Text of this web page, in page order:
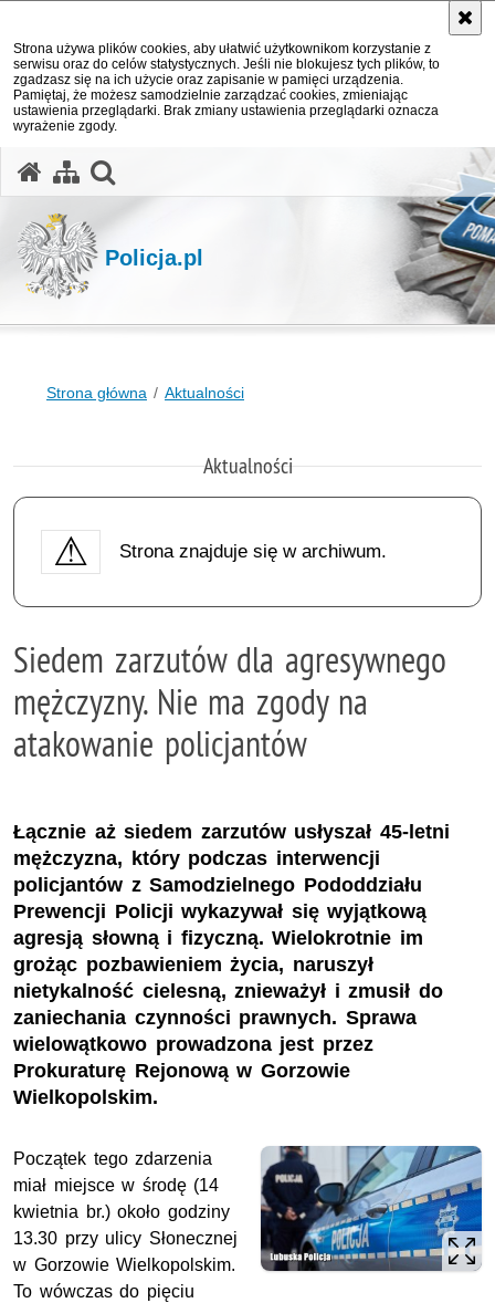
Strona używa plików cookies, aby ułatwić użytkownikom korzystanie z
serwisu oraz do celów statystycznych. Jeśli nie blokujesz tych plików, to
zgadzasz się na ich użycie oraz zapisanie w pamięci urządzenia.
Pamiętaj, że możesz samodzielnie zarządzać cookies, zmieniając
ustawienia przeglądarki. Brak zmiany ustawienia przeglądarki oznacza
wyrażenie zgody.
Policja.pl
Strona główna Aktualności
Aktualności
Strona znajduje się w archiwum.
Siedem zarzutów dla agresywnego
mężczyzny. Nie ma zgody na
atakowanie policjantów
Łącznie aż siedem zarzutów usłyszał 45-letni
mężczyzna, który podczas interwencji
policjantów z Samodzielnego Pododdziału
Prewencji Policji wykazywał się wyjątkową
agresją słowną i fizyczną. Wielokrotnie im
grożąc pozbawieniem życia, naruszył
nietykalność cielesną, znieważył i zmusił do
zaniechania czynności prawnych. Sprawa
wielowątkowo prowadzona jest przez
Prokuraturę Rejonową w Gorzowie
Wielkopolskim.
Początek tego zdarzenia
miał miejsce w środę (14
kwietnia br.) około godziny
13.30 przy ulicy Słonecznej
w Gorzowie Wielkopolskim.
To wówczas do pięciu